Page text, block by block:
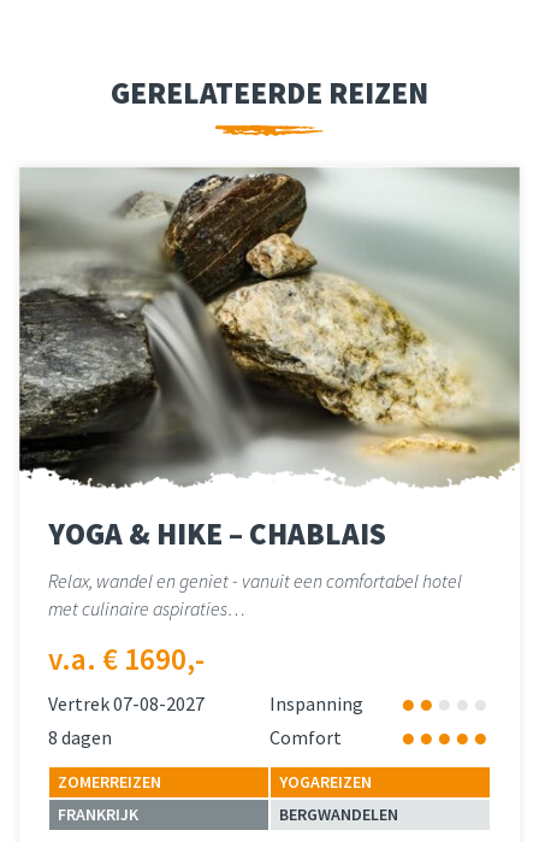
GERELATEERDE REIZEN
YOGA & HIKE – CHABLAIS
Relax, wandel en geniet - vanuit een comfortabel hotel
met culinaire aspiraties…
v.a. € 1690,-
Vertrek 07-08-2027
Inspanning
8 dagen
Comfort
ZOMERREIZEN
YOGAREIZEN
FRANKRIJK
BERGWANDELEN